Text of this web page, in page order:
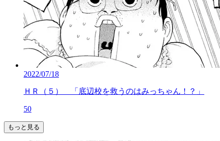
2022/07/18
ＨＲ（５） 「底辺校を救うのはみっちゃん！？」
50
もっと見る